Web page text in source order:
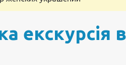
екскурсія